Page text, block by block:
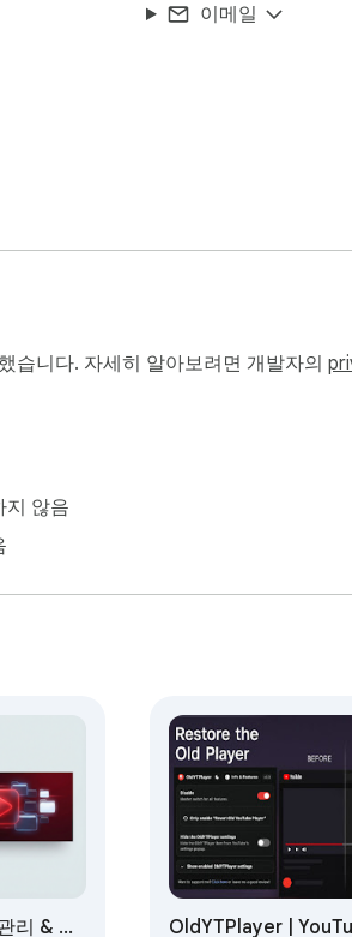
이메일
습니다. 자세히 알아보려면 개발자의
지 않음
리 & 채 OldYTPlayer |